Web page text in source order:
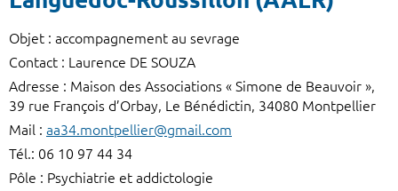
Objet : accompagnement au sevrage
Contact : Laurence DE SOUZA
Adresse : Maison des Associations « Simone de Beauvoir »,
39 rue François d’Orbay, Le Bénédictin, 34080 Montpellier
Mail : aa34.montpellier@gmail.com
Tél.: 06 10 97 44 34
Pôle : Psychiatrie et addictologie